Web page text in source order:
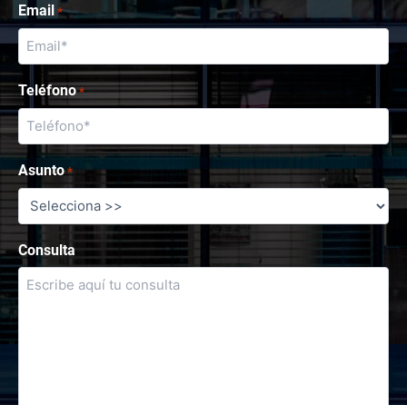
Email *
Teléfono *
Asunto *
Consulta